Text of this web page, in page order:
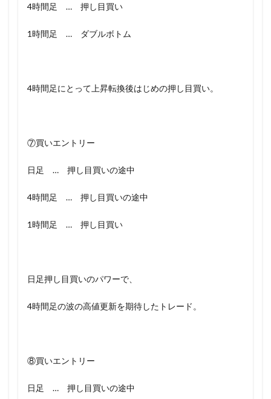
4時間足 … 押し目買い
1時間足 … ダブルボトム
4時間足にとって上昇転換後はじめの押し目買い。
⑦買いエントリー
日足 … 押し目買いの途中
4時間足 … 押し目買いの途中
1時間足 … 押し目買い
日足押し目買いのパワーで、
4時間足の波の高値更新を期待したトレード。
⑧買いエントリー
日足 … 押し目買いの途中